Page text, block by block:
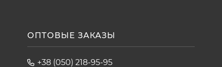
ОПТОВЫЕ ЗАКАЗЫ
+38 (050) 218-95-95